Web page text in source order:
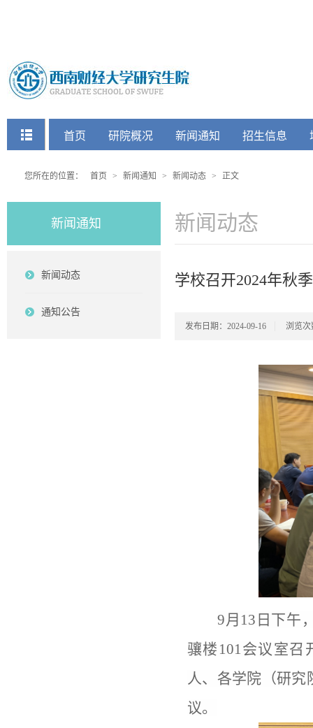
快捷菜单
首页 研院概况 新闻通知 招生信息
您所在的位置： 首页 > 新闻通知 > 新闻动态 > 正文
新闻通知
新闻动态
通知公告
新闻动态
学校召开2024年秋
发布日期：2024-09-16 浏览次
9月13日下午
骧楼101会议室召
人、各学院（研
议。